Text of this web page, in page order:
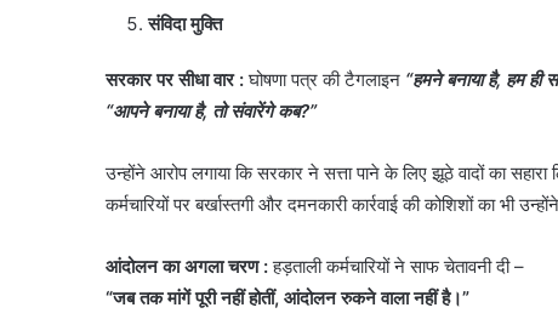
संविदा मुक्ति
सरकार पर सीधा वार :घोषणा पत्र की टैगलाइन “हमने बनाया है, हम ही
“आपने बनाया है, तो संवारेंगे कब?”
उन्होंने आरोप लगाया कि सरकार ने सत्ता पाने के लिए झूठे वादों का
कर्मचारियों पर बर्खास्तगी और दमनकारी कार्रवाई की कोशिशों का भी
आंदोलन का अगला चरण :हड़ताली कर्मचारियों ने साफ चेतावनी दी –
“जब तक मांगें पूरी नहीं होतीं, आंदोलन रुकने वाला नहीं है।”